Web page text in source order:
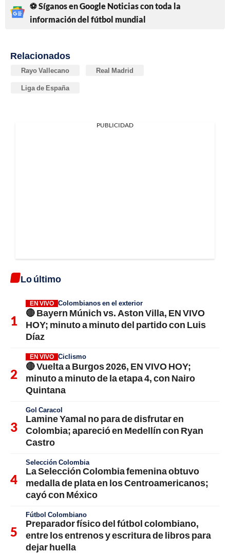
⚽ Síganos en Google Noticias con toda la
información del fútbol mundial
Relacionados
Rayo Vallecano Real Madrid
Liga de España
PUBLICIDAD
Lo último
EN VIVO Colombianos en el exterior
🔴 Bayern Múnich vs. Aston Villa, EN VIVO
HOY; minuto a minuto del partido con Luis
Díaz
EN VIVO Ciclismo
🔴 Vuelta a Burgos 2026, EN VIVO HOY;
minuto a minuto de la etapa 4, con Nairo
Quintana
Gol Caracol
Lamine Yamal no para de disfrutar en
Colombia; apareció en Medellín con Ryan
Castro
Selección Colombia
La Selección Colombia femenina obtuvo
medalla de plata en los Centroamericanos;
cayó con México
Fútbol Colombiano
Preparador físico del fútbol colombiano,
entre los entrenos y escritura de libros para
dejar huella